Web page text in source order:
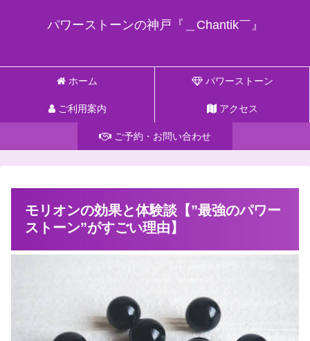
パワーストーンの神戸『＿Chantik￣』
ホーム パワーストーン
ご利用案内 アクセス
ご予約・お問い合わせ
モリオンの効果と体験談【”最強のパワー
ストーン”がすごい理由】